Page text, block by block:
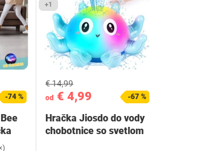
-74 %
+1
od € 4,99
€ 14,99
-67 %
Hračka Jiosdo do vody
chobotnice so svetlom